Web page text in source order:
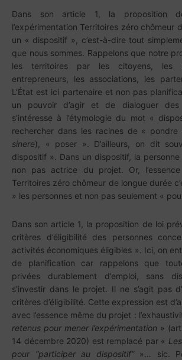
Dans son article 1, la proposition
l’expérimentation Territoires zéro chômeur
un « dispositif », c’est-à-dire tout
que nous sommes. Rappelons que notre
les territoires par les citoyens, les
entrepreneurs, les associations, les
L’État est ici partenaire et non pas
un pouvoir d’agir et de dialoguer des
s’intéresse à l’étymologie du mot «
rechercher dans les racines de «
sinere), « poser ». D’ailleurs, on dit
dispositif ». Dans un dispositif, la
non pas actrice du projet. Or,
Territoires zéro chômeur de longue durée
» les personnes et non pas seulement «
Dans son article 1, la proposition de loi
critères d’éligibilité des personnes
activités économiques éligibles ». Ici, on
de planification car rappelons que
privées durablement d’emploi, sans
s’investir dans le projet. Il ne s’agit pas
critères d’éligibilité. Cette expression est
avec l’essence même du projet :
retenus pour mener l’expérimentation »
14 décembre 2020) est remplacé par «
pour “participer au dispositif” »… sic.